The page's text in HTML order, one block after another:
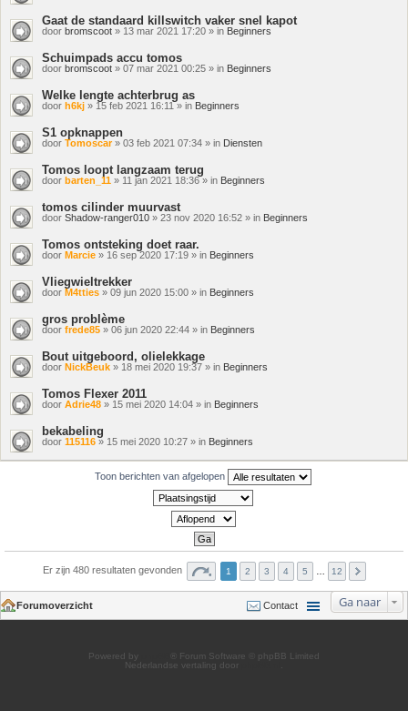
Gaat de standaard killswitch vaker snel kapot
door bromscoot » 13 mar 2021 17:20 » in Beginners
Schuimpads accu tomos
door bromscoot » 07 mar 2021 00:25 » in Beginners
Welke lengte achterbrug as
door h6kj » 15 feb 2021 16:11 » in Beginners
S1 opknappen
door Tomoscar» 03 feb 2021 07:34 » in Diensten
Tomos loopt langzaam terug
door barten_11 » 11 jan 2021 18:36 » in Beginners
tomos cilinder muurvast
door Shadow-ranger010 » 23 nov 2020 16:52 » in Beginners
Tomos ontsteking doet raar.
door Marcie » 16 sep 2020 17:19 » in Beginners
Vliegwieltrekker
door M4tties » 09 jun 2020 15:00 » in Beginners
gros problème
door frede85 » 06 jun 2020 22:44 » in Beginners
Bout uitgeboord, olielekkage
door NickBeuk » 18 mei 2020 19:37 » in Beginners
Tomos Flexer 2011
door Adrie48 » 15 mei 2020 14:04 » in Beginners
bekabeling
door 115116» 15 mei 2020 10:27 » in Beginners
Toon berichten van afgelopen
Er zijn 480 resultaten gevonden 1 2 3 4 5 12
Ga naar
Forumoverzicht Contact
Powered by
® Forum Software © phpBB Limited
Nederlandse vertaling door